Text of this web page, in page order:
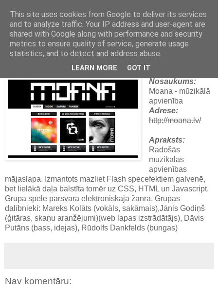
Latvijas labākās mājas lapas
2010. gada 20. septembris
Moana
Nosaukums:
Moana - mūzikālā
apvienība
Adrese:
http://moana.lv/
Apraksts:
Radošās
mūzikālās
apvienības
mājaslapa. Izmantots mazliet Flash specefektiem galvenē,
bet lielākā daļa balstīta tomēr uz CSS, HTML un Javascript.
Grupa spēlē pārsvarā elektroniskajā žanrā. Grupas
dalībnieki: Mareks Kolāts (vokāls, sakāmais),Jānis Godiņš
(ģitāras, skaņu aranžējumi)(web lapas izstrādātājs), Dāvis
Putāns (bass, idejas), Rūdolfs Dankfelds (bungas)
Nav komentāru:
This site uses cookies from Google to deliver its services
and to analyze traffic. Your IP address and user-agent are
shared with Google along with performance and security
metrics to ensure quality of service, generate usage
statistics, and to detect and address abuse.
LEARN MORE GOT IT